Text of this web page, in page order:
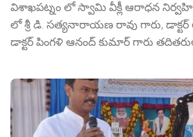
విశాఖపట్నం లో స్వామి వీక్లీ ఆరాధన
లో శ్రీ డి. సత్యనారాయణ రావు గారు, డాక్టర్
డాక్టర్ పింగళి ఆనంద్ కుమార్ గారు